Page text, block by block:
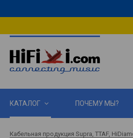
КАТАЛОГ ПОЧЕМУ МЫ?
Кабельная продукция Supra, TTAF,